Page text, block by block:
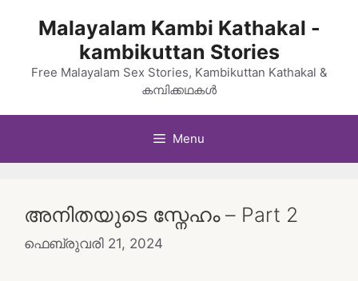
Malayalam Kambi Kathakal -
kambikuttan Stories
Free Malayalam Sex Stories, Kambikuttan Kathakal &
കമ്പിക്കഥകൾ
Menu
അനിതയുടെ സ്നേഹം – Part 2
ഫെബ്രുവരി 21, 2024